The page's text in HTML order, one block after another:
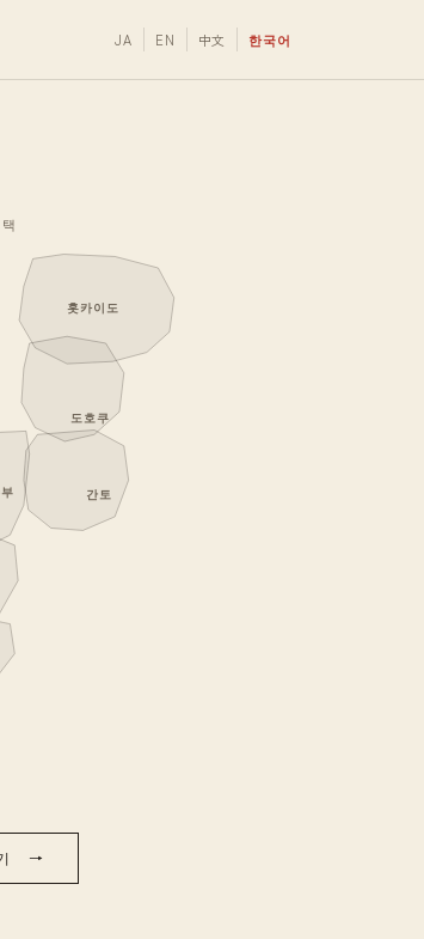
JA EN 中文 한국어
홋카이도
도호쿠
간토
기 →